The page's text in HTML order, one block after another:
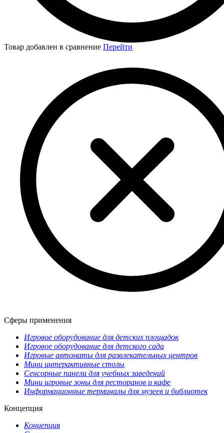
Товар добавлен в сравнение Перейти
Сферы применения
Игровое оборудование для детских площадок
Игровое оборудование для детского сада
Игровые автоматы для развлекательных центров
Мини интерактивные столы
Сенсорные панели для учебных заведений
Мини игровые зоны для ресторанов и кафе
Информационные терминалы для музеев и библиотек
Концепция
Концепция